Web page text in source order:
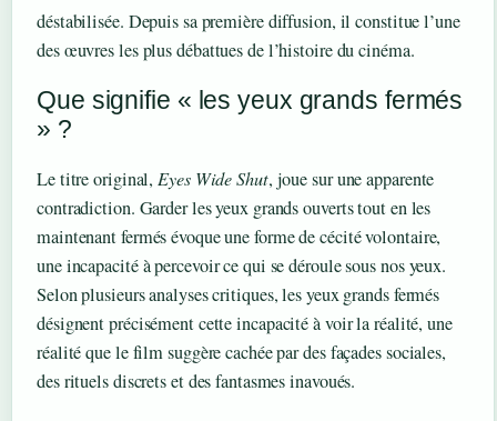
déstabilisée. Depuis sa première diffusion, il constitue l’une
des œuvres les plus débattues de l’histoire du cinéma.
Que signifie « les yeux grands fermés
» ?
Le titre original,Eyes Wide Shut, joue sur une apparente
contradiction. Garder les yeux grands ouverts tout en les
maintenant fermés évoque une forme de cécité volontaire,
une incapacité à percevoir ce qui se déroule sous nos yeux.
Selon plusieurs analyses critiques, les yeux grands fermés
désignent précisément cette incapacité à voir la réalité, une
réalité que le film suggère cachée par des façades sociales,
des rituels discrets et des fantasmes inavoués.